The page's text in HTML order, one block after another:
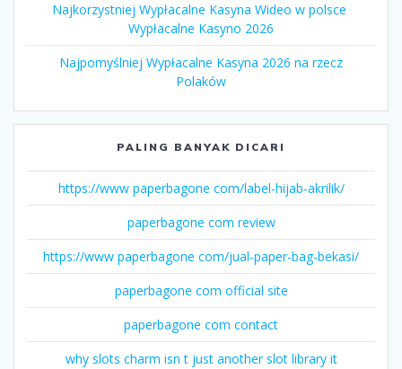
Najkorzystniej Wypłacalne Kasyna Wideo w polsce ️
Wypłacalne Kasyno 2026
Najpomyślniej Wypłacalne Kasyna 2026 na rzecz
Polaków
PALING BANYAK DICARI
https://www paperbagone com/label-hijab-akrilik/
paperbagone com review
https://www paperbagone com/jual-paper-bag-bekasi/
paperbagone com official site
paperbagone com contact
why slots charm isn t just another slot library it